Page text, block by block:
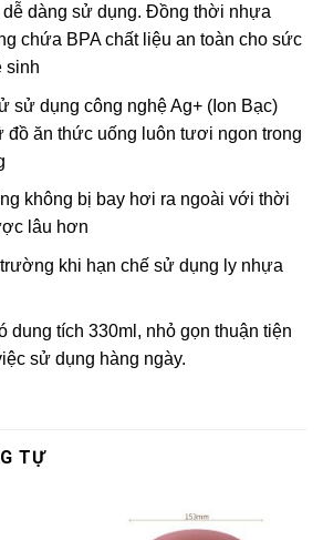
dàng sử dụng. Đồng thời nhựa
chứa BPA chất liệu an toàn cho sức
sinh
sử dụng công nghệ Ag+ (Ion Bạc)
đồ ăn thức uống luôn tươi ngon trong
không bị bay hơi ra ngoài với thời
lâu hơn
khi hạn chế sử dụng ly nhựa
dung tích 330ml, nhỏ gọn thuận tiện
sử dụng hàng ngày.
TỰ